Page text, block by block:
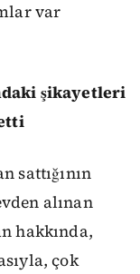
var
şikayetleri
sattığının
alınan
hakkında,
çok